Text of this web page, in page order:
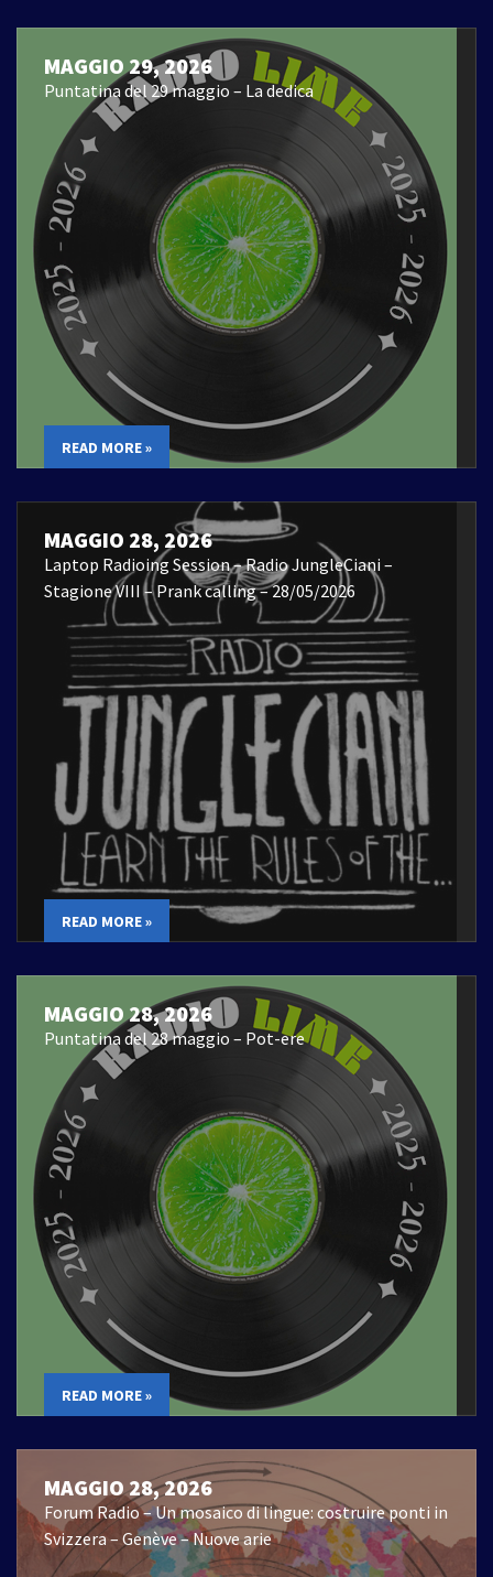
MAGGIO 29, 2026
Puntatina del 29 maggio – La dedica
READ MORE »
MAGGIO 28, 2026
Laptop Radioing Session – Radio JungleCiani –
Stagione VIII – Prank calling – 28/05/2026
READ MORE »
MAGGIO 28, 2026
Puntatina del 28 maggio – Pot-ere
READ MORE »
MAGGIO 28, 2026
Forum Radio – Un mosaico di lingue: costruire ponti in
Svizzera – Genève – Nuove arie